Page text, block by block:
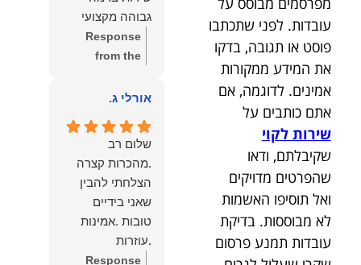
עובדות. לפני שתכתבו
פוסט או תגובה, בדקו
את המידע ממקורות
אמינים. לדוגמה, אם
אתם כותבים על
שירות לקוי
שקיבלתם, ודאו
שהפרטים מדויקים
ואל תוסיפו האשמות
לא מבוססות. בדיקת
עובדות תמנע פרסום
בלטו מהרגע
הראשון. הרגשתי
שיש לי על מי
לסמוך, ואני
הלב לכל מי
שמחפש עורך דין
מקצועי, אמין
ומסור.
גבוהה מקצועי
ואמין.
Response
from the
הוא שלנו.
אורלי ג.
שלום רב
.מהכרות קצרה
הצלחתי להבין
שאני בידיים
טובות .אמינות
.עוזרות
.ומקשיבות .אין לי
Response